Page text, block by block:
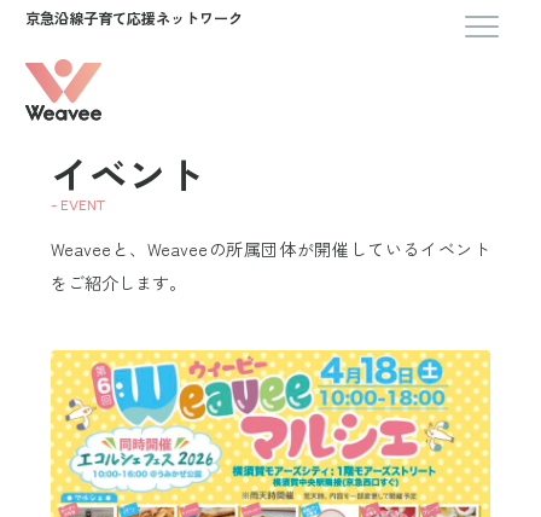
京急沿線子育て応援ネットワーク
キャス
イベント
- EVENT
Weaveeと、Weaveeの所属団体が開催しているイベント
をご紹介します。